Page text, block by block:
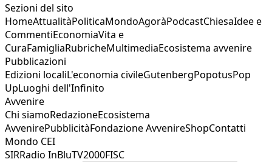
Sezioni del sito
HomeAttualitàPoliticaMondoAgoràPodcastChiesaIdee e
CommentiEconomiaVita e
CuraFamigliaRubricheMultimediaEcosistema avvenire
Pubblicazioni
Edizioni localiL'economia civileGutenbergPopotusPop
UpLuoghi dell'Infinito
Avvenire
Chi siamoRedazioneEcosistema
AvvenirePubblicitàFondazione AvvenireShopContatti
Mondo CEI
SIRRadio InBluTV2000FISC